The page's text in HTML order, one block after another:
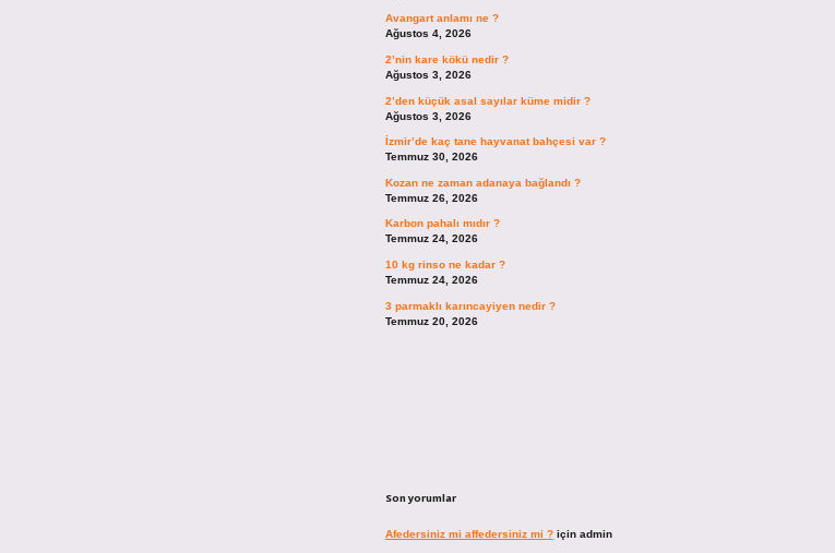
Avangart anlamı ne ?
Ağustos 4, 2026
2’nin kare kökü nedir ?
Ağustos 3, 2026
2’den küçük asal sayılar küme midir ?
Ağustos 3, 2026
İzmir’de kaç tane hayvanat bahçesi var ?
Temmuz 30, 2026
Kozan ne zaman adanaya bağlandı ?
Temmuz 26, 2026
Karbon pahalı mıdır ?
Temmuz 24, 2026
10 kg rinso ne kadar ?
Temmuz 24, 2026
3 parmaklı karıncayiyen nedir ?
Temmuz 20, 2026
Son yorumlar
Afedersiniz mi affedersiniz mi ?için admin